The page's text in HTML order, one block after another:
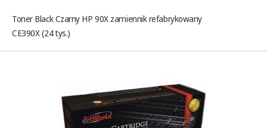
Toner Black Czarny HP 90X zamiennik refabrykowany
CE390X (24 tys.)